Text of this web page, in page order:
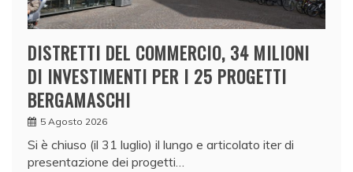
DISTRETTI DEL COMMERCIO, 34 MILIONI
DI INVESTIMENTI PER I 25 PROGETTI
BERGAMASCHI
5 Agosto 2026
Si è chiuso (il 31 luglio) il lungo e articolato iter di
presentazione dei progetti…